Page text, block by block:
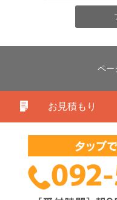
ペー
お見積もり